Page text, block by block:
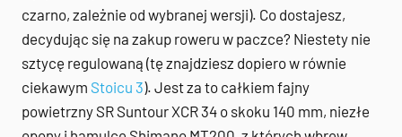
czarno, zależnie od wybranej wersji). Co dostajesz,
decydując się na zakup roweru w paczce? Niestety nie
sztycę regulowaną (tę znajdziesz dopiero w równie
ciekawym Stoicu 3). Jest za to całkiem fajny
powietrzny SR Suntour XCR 34 o skoku 140 mm, niezłe